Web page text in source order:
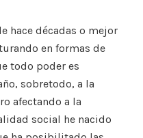
hace décadas o mejor
en formas de
todo poder es
sobretodo, a la
afectando a la
social he nacido